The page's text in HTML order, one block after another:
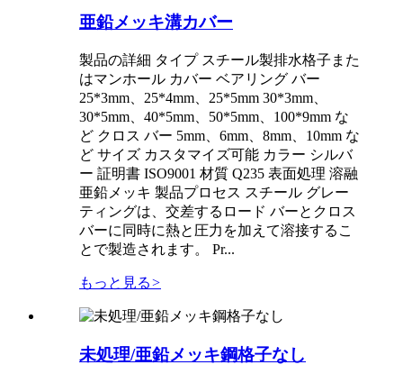
亜鉛メッキ溝カバー
製品の詳細 タイプ スチール製排水格子また
はマンホール カバー ベアリング バー
25*3mm、25*4mm、25*5mm 30*3mm、
30*5mm、40*5mm、50*5mm、100*9mm な
ど クロス バー 5mm、6mm、8mm、10mm な
ど サイズ カスタマイズ可能 カラー シルバ
ー 証明書 ISO9001 材質 Q235 表面処理 溶融
亜鉛メッキ 製品プロセス スチール グレー
ティングは、交差するロード バーとクロス
バーに同時に熱と圧力を加えて溶接するこ
とで製造されます。 Pr...
もっと見る>
未処理/亜鉛メッキ鋼格子なし